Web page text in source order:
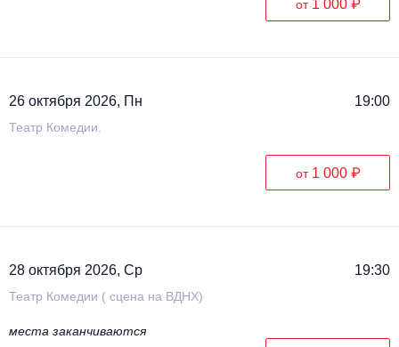
от 1 000 ₽
26 октября 2026, Пн 19:00
Театр Комедии.
от 1 000 ₽
28 октября 2026, Ср 19:30
Театр Комедии ( сцена на ВДНХ)
места заканчиваются